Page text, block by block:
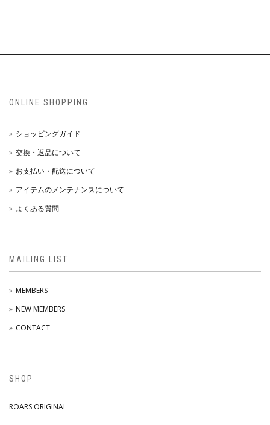
ONLINE SHOPPING
ショッピングガイド
交換・返品について
お支払い・配送について
アイテムのメンテナンスについて
よくある質問
MAILING LIST
MEMBERS
NEW MEMBERS
CONTACT
SHOP
ROARS ORIGINAL